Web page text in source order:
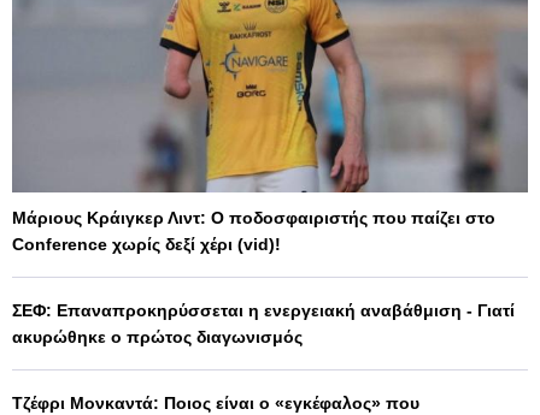
Μάριους Κράιγκερ Λιντ: Ο ποδοσφαιριστής που παίζει στο
Conference χωρίς δεξί χέρι (vid)!
ΣΕΦ: Επαναπροκηρύσσεται η ενεργειακή αναβάθμιση - Γιατί
ακυρώθηκε ο πρώτος διαγωνισμός
Τζέφρι Μονκαντά: Ποιος είναι ο «εγκέφαλος» που